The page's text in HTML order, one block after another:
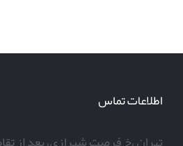
پرینت سه بعدی پهپاد
اطلاعات تماس